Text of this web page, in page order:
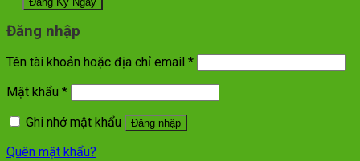
Đăng nhập
Tên tài khoản hoặc địa chỉ email *
Mật khẩu *
Ghi nhớ mật khẩu
Đăng nhập
Quên mật khẩu?